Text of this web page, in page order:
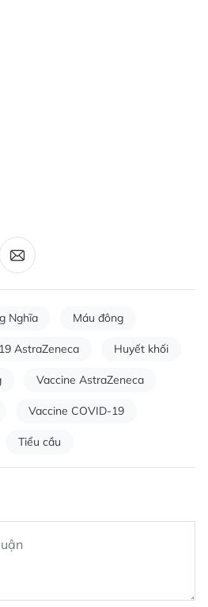
Nghĩa Máu đông
AstraZeneca Huyết khối
Vaccine AstraZeneca
Vaccine COVID-19
Tiểu cầu